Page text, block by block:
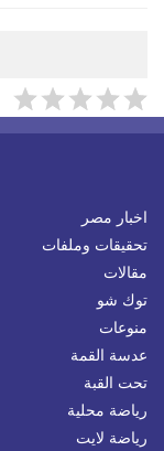
اخبار مصر
تحقيقات وملفات
مقالات
توك شو
منوعات
عدسة القمة
تحت القبة
رياضة محلية
رياضة لايت